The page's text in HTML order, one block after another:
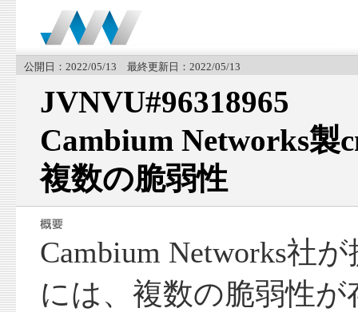
公開日：2022/05/13 最終更新日：2022/05/13
JVNVU#96318965
Cambium Networks製
複数の脆弱性
Cambium Networks社
には、複数の脆弱性